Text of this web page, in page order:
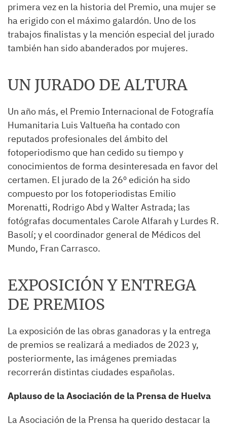
primera vez en la historia del Premio, una mujer se
ha erigido con el máximo galardón. Uno de los
trabajos finalistas y la mención especial del jurado
también han sido abanderados por mujeres.
UN JURADO DE ALTURA
Un año más, el Premio Internacional de Fotografía
Humanitaria Luis Valtueña ha contado con
reputados profesionales del ámbito del
fotoperiodismo que han cedido su tiempo y
conocimientos de forma desinteresada en favor del
certamen. El jurado de la 26º edición ha sido
compuesto por los fotoperiodistas Emilio
Morenatti, Rodrigo Abd y Walter Astrada; las
fotógrafas documentales Carole Alfarah y Lurdes R.
Basolí; y el coordinador general de Médicos del
Mundo, Fran Carrasco.
EXPOSICIÓN Y ENTREGA
DE PREMIOS
La exposición de las obras ganadoras y la entrega
de premios se realizará a mediados de 2023 y,
posteriormente, las imágenes premiadas
recorrerán distintas ciudades españolas.
Aplauso de la Asociación de la Prensa de Huelva
La Asociación de la Prensa ha querido destacar la